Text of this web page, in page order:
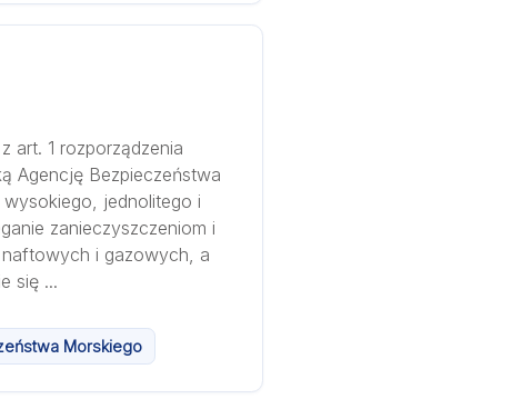
art. 1 rozporządzenia
Agencję Bezpieczeństwa
jednolitego i
zanieczyszczeniom i
i gazowych, a
się ...
Morskiego